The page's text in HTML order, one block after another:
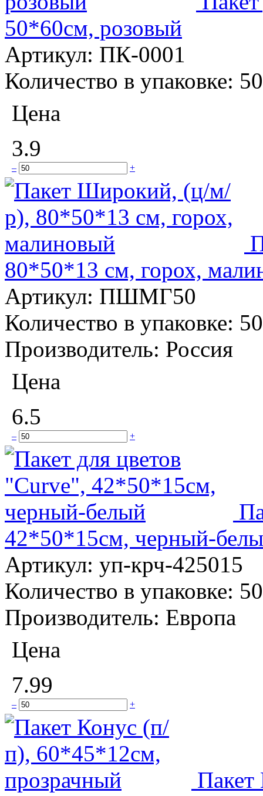
50*60см, розовый
Артикул: ПК-0001
Количество в упаковке: 50
Цена
3.9
– +
80*50*13 см, горох,
Артикул: ПШМГ50
Количество в упаковке: 50
Производитель: Россия
Цена
6.5
– +
42*50*15см, черный-
Артикул: уп-крч-425015
Количество в упаковке: 50
Производитель: Европа
Цена
7.99
– +